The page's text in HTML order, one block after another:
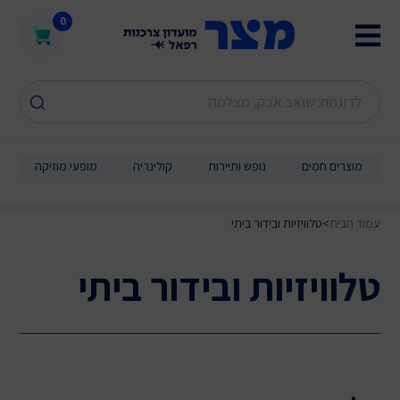
0
נופש ותיירות קולינריה מופעי מוזיקה מוצרים חמים
עמוד הבית>טלוויזיות ובידור ביתי
טלוויזיות ובידור ביתי